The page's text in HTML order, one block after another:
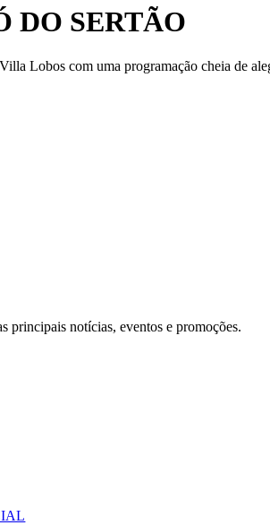
DO SERTÃO
Lobos com uma programação cheia de
principais notícias, eventos e promoções.